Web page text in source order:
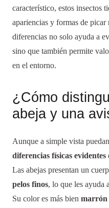
característico, estos insectos
apariencias y formas de
diferencias no solo ayuda a
sino que también permite
en el entorno.
¿Cómo
abeja y una
Aunque a simple vista
diferencias físicas evidentes
Las abejas presentan un
pelos finos, lo que les ayuda
Su color es más bien marrón